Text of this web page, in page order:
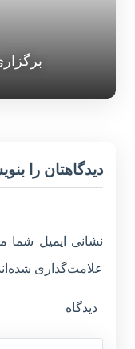
دیدگاهتان را
نشانی ایمیل شما
علامت‌گذاری
دیدگاه